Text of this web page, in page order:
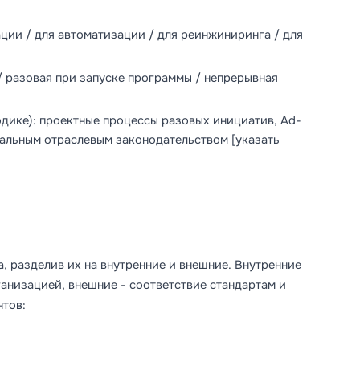
/ для автоматизации / для реинжиниринга / для
при запуске программы / непрерывная
проектные процессы разовых инициатив, Ad-
отраслевым законодательством [указать
их на внутренние и внешние. Внутренние
внешние - соответствие стандартам и